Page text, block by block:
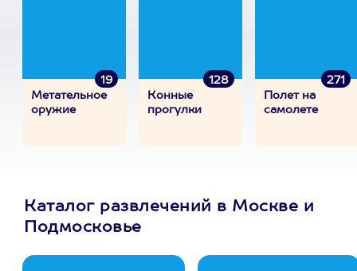
19
Метательное
оружие
128
Конные
прогулки
271
Полет на
самолете
Каталог развлечений в Москве и
Подмосковье